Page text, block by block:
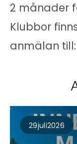
2 månader
Klubbor
anmälan till:
29Juli2026